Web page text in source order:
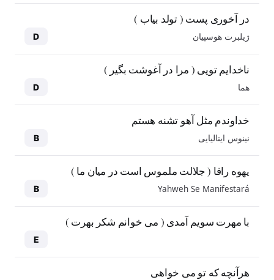
در آخوری پست ( تولد بیاب )
ژیلبرت هوسپیان D
ناخدایم تویی ( مرا در آغوشت بگیر )
هما D
خداوندم مثل آهو تشنه هستم
نینوس ایتالیایی B
یهوه رافا ( جلالت ملموس است در میان ما )
Yahweh Se Manifestará
B
با مهرت سویم آمدی ( می خوانم شکر بهرت )
E
هرآنچه که تو می خواهی